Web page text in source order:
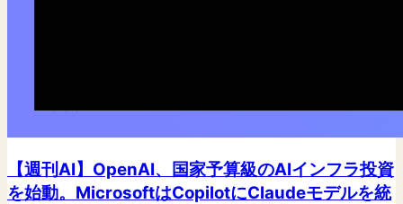
【週刊AI】OpenAI、国家予算級のAIインフラ投資
を始動。MicrosoftはCopilotにClaudeモデルを統